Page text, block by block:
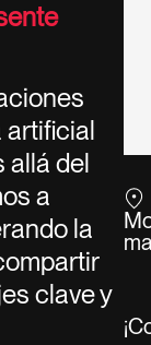
artificial
allá del
a
la
clave y